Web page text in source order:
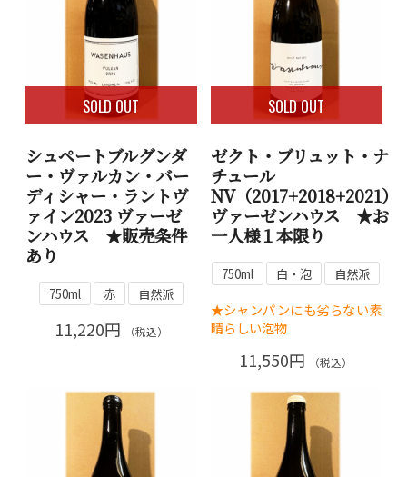
SOLD OUT
シュペートブルグンダ
ー・ヴァルカン・バー
ディシャー・ラントヴ
ァイン2023 ヴァーゼ
ンハウス ★販売条件
あり
750ml 赤 自然派
11,220円 （税込）
SOLD OUT
ゼクト・ブリュット・ナ
チュール
NV（2017+2018+2021）
ヴァーゼンハウス ★お
一人様１本限り
750ml 白・泡 自然派
★シャンパンにも劣らない素
晴らしい泡物
11,550円 （税込）